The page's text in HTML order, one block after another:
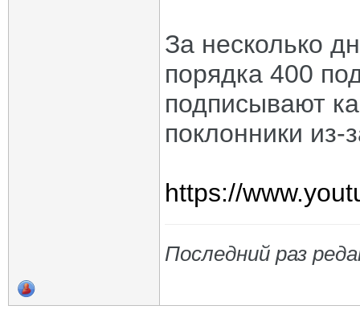
За несколько
порядка 400
подписывают
поклонники из-
https://
Последний раз